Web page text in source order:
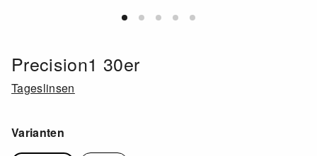
Precision1 30er
Tageslinsen
Varianten